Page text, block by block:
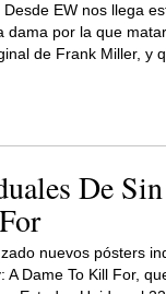
Desde EW nos llega
dama por la que
de Frank Miller, y
De Sin
nuevos pósters
A Dame To Kill For,